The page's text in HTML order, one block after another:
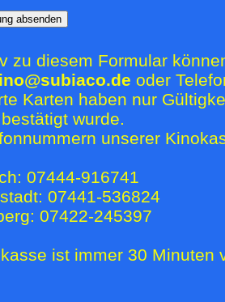
zu diesem Formular
oder
Karten haben nur
wurde.
unserer
07444-916741
07441-536824
07422-245397
ist immer 30 Minuten